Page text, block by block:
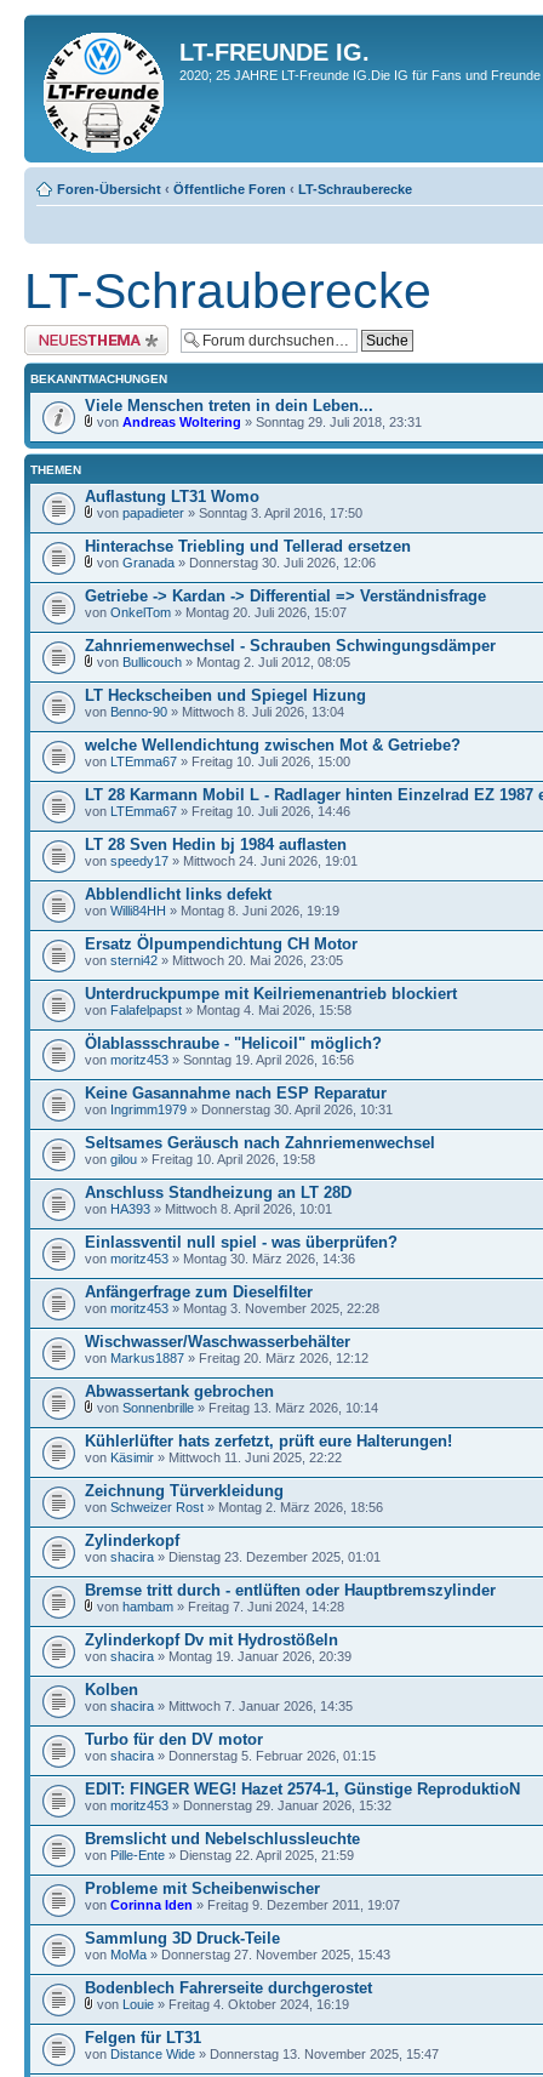
LT-FREUNDE IG.
2020; 25 JAHRE LT-Freunde IG.Die IG für Fans und
Foren-Übersicht ‹ Öffentliche Foren ‹ LT-Schrauberecke
LT-Schrauberecke
Neues Thema erstellen
BEKANNTMACHUNGEN
Viele Menschen treten in dein Leben...
von Andreas Woltering » Sonntag 29. Juli 2018, 23:31
THEMEN
Auflastung LT31 Womo
von papadieter » Sonntag 3. April 2016, 17:50
Hinterachse Triebling und Tellerad ersetzen
von Granada » Donnerstag 30. Juli 2026, 12:06
Getriebe -> Kardan -> Differential => Verständnisfrage
von OnkelTom » Montag 20. Juli 2026, 15:07
Zahnriemenwechsel - Schrauben Schwingungsdämper
von Bullicouch » Montag 2. Juli 2012, 08:05
LT Heckscheiben und Spiegel Hizung
von Benno-90 » Mittwoch 8. Juli 2026, 13:04
welche Wellendichtung zwischen Mot & Getriebe?
von LTEmma67 » Freitag 10. Juli 2026, 15:00
LT 28 Karmann Mobil L - Radlager hinten Einzelrad EZ 1987
von LTEmma67 » Freitag 10. Juli 2026, 14:46
LT 28 Sven Hedin bj 1984 auflasten
von speedy17 » Mittwoch 24. Juni 2026, 19:01
Abblendlicht links defekt
von Willi84HH » Montag 8. Juni 2026, 19:19
Ersatz Ölpumpendichtung CH Motor
von sterni42 » Mittwoch 20. Mai 2026, 23:05
Unterdruckpumpe mit Keilriemenantrieb blockiert
von Falafelpapst » Montag 4. Mai 2026, 15:58
Ölablassschraube - "Helicoil" möglich?
von moritz453 » Sonntag 19. April 2026, 16:56
Keine Gasannahme nach ESP Reparatur
von Ingrimm1979 » Donnerstag 30. April 2026, 10:31
Seltsames Geräusch nach Zahnriemenwechsel
von gilou » Freitag 10. April 2026, 19:58
Anschluss Standheizung an LT 28D
von HA393 » Mittwoch 8. April 2026, 10:01
Einlassventil null spiel - was überprüfen?
von moritz453 » Montag 30. März 2026, 14:36
Anfängerfrage zum Dieselfilter
von moritz453 » Montag 3. November 2025, 22:28
Wischwasser/Waschwasserbehälter
von Markus1887 » Freitag 20. März 2026, 12:12
Abwassertank gebrochen
von Sonnenbrille » Freitag 13. März 2026, 10:14
Kühlerlüfter hats zerfetzt, prüft eure Halterungen!
von Käsimir » Mittwoch 11. Juni 2025, 22:22
Zeichnung Türverkleidung
von Schweizer Rost » Montag 2. März 2026, 18:56
Zylinderkopf
von shacira » Dienstag 23. Dezember 2025, 01:01
Bremse tritt durch - entlüften oder Hauptbremszylinder
von hambam » Freitag 7. Juni 2024, 14:28
Zylinderkopf Dv mit Hydrostößeln
von shacira » Montag 19. Januar 2026, 20:39
Kolben
von shacira » Mittwoch 7. Januar 2026, 14:35
Turbo für den DV motor
von shacira » Donnerstag 5. Februar 2026, 01:15
EDIT: FINGER WEG! Hazet 2574-1, Günstige ReproduktioN
von moritz453 » Donnerstag 29. Januar 2026, 15:32
Bremslicht und Nebelschlussleuchte
von Pille-Ente » Dienstag 22. April 2025, 21:59
Probleme mit Scheibenwischer
von Corinna Iden » Freitag 9. Dezember 2011, 19:07
Sammlung 3D Druck-Teile
von MoMa » Donnerstag 27. November 2025, 15:43
Bodenblech Fahrerseite durchgerostet
von Louie » Freitag 4. Oktober 2024, 16:19
Felgen für LT31
von Distance Wide » Donnerstag 13. November 2025, 15:47